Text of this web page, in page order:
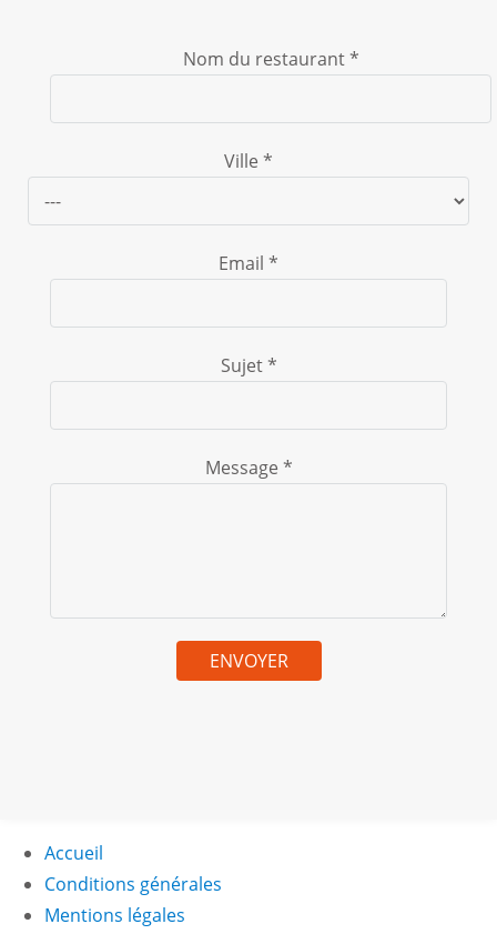
Nom du restaurant *
Ville *
Email *
Sujet *
Message *
Accueil
Conditions générales
Mentions légales